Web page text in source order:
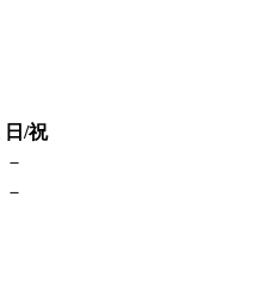
日/祝
－
－